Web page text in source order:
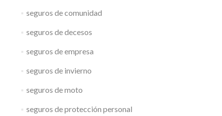
seguros de comunidad
seguros de decesos
seguros de empresa
seguros de invierno
seguros de moto
seguros de protección personal